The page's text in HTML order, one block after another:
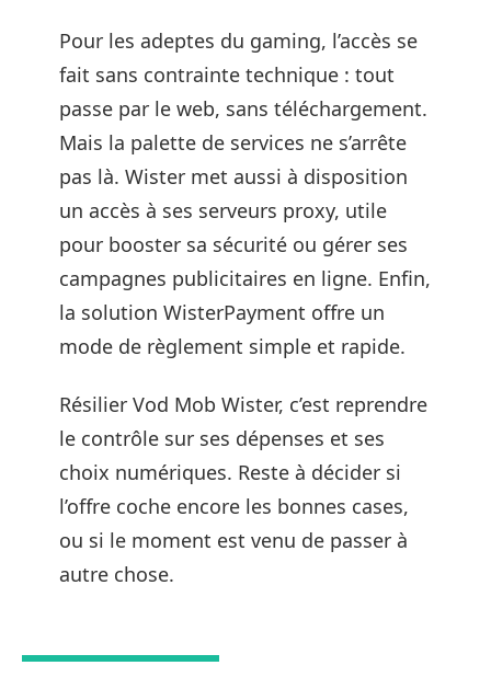
Pour les adeptes du gaming, l’accès se
fait sans contrainte technique : tout
passe par le web, sans téléchargement.
Mais la palette de services ne s’arrête
pas là. Wister met aussi à disposition
un accès à ses serveurs proxy, utile
pour booster sa sécurité ou gérer ses
campagnes publicitaires en ligne. Enfin,
la solution WisterPayment offre un
mode de règlement simple et rapide.
Résilier Vod Mob Wister, c’est reprendre
le contrôle sur ses dépenses et ses
choix numériques. Reste à décider si
l’offre coche encore les bonnes cases,
ou si le moment est venu de passer à
autre chose.